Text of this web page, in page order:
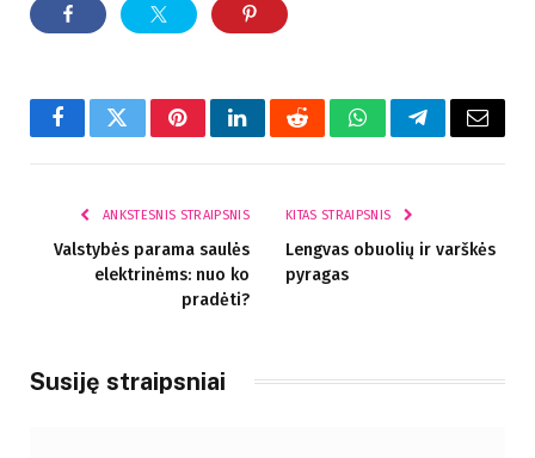
FacebookTwitterPinterestLinkedInRedditWhatsAppTelegram
El.
ANKSTESNIS STRAIPSNIS
Valstybės parama saulės
elektrinėms: nuo ko
pradėti?
KITAS STRAIPSNIS
Lengvas obuolių ir varškės
pyragas
Susiję straipsniai